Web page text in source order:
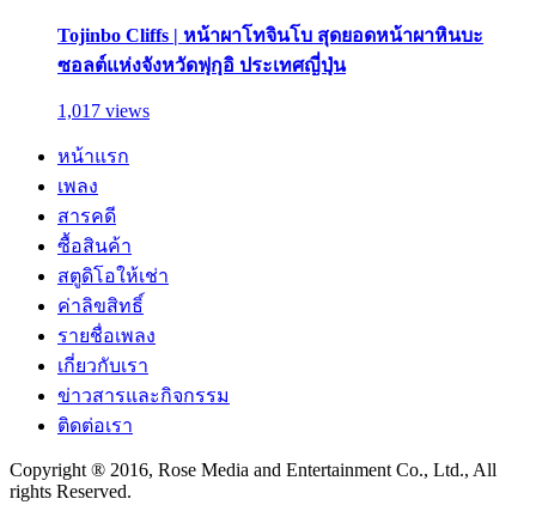
Tojinbo Cliffs | หน้าผาโทจินโบ สุดยอดหน้าผาหินบะ
ซอลต์แห่งจังหวัดฟุกุอิ ประเทศญี่ปุ่น
1,017 views
หน้าแรก
เพลง
สารคดี
ซื้อสินค้า
สตูดิโอให้เช่า
ค่าลิขสิทธิ์
รายชื่อเพลง
เกี่ยวกับเรา
ข่าวสารและกิจกรรม
ติดต่อเรา
Copyright ® 2016, Rose Media and Entertainment Co., Ltd., All
rights Reserved.